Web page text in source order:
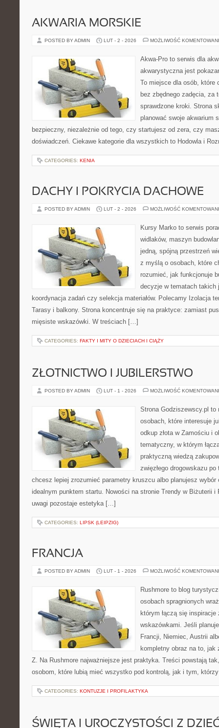
AKWARIA MORSKIE
POSTED BY ADMIN LUT - 2 - 2026 MOŻLIWOŚĆ
Akwa-Pro to serwis dla
akwarystyczna jest
To miejsce dla osób, które
bez zbędnego zadęcia, za
sprawdzone kroki. Strona
planować swoje akwarium
bezpieczny, niezależnie od tego, czy startujesz od zera, czy
doświadczeń. Ciekawe kategorie dla wszystkich to Hodowla i
CATEGORIES: KENIA
DACHY I POKRYCIA DACHOWE
POSTED BY ADMIN LUT - 2 - 2026 MOŻLIWOŚĆ
Kursy Marko to serwis
widlaków, maszyn
jedną, spójną przestrzeń
z myślą o osobach, które
rozumieć, jak funkcjonuje
decyzje w tematach takich
koordynacja zadań czy selekcja materiałów. Polecamy Izolacja
Tarasy i balkony. Strona koncentruje się na praktyce: zamiast
mięsiste wskazówki. W treściach […]
CATEGORIES: FAKTY I MITY O DZIECIACH I CIĄŻY
ZŁOTNICTWO I JUBILERSTWO
POSTED BY ADMIN LUT - 1 - 2026 MOŻLIWOŚĆ
Strona Godziszewscy.pl
osobach, które interesuje
odkup złota w Zamościu i
tematyczny, w którym
praktyczną wiedzą
zwięzłego drogowskazu
chcesz lepiej zrozumieć parametry kruszcu albo planujesz
idealnym punktem startu. Nowości na stronie Trendy w Biżuterii i
uwagi pozostaje estetyka […]
CATEGORIES: LIPSK (LEIPZIG)
FRANCJA
POSTED BY ADMIN LUT - 1 - 2026 MOŻLIWOŚĆ
Rushmore to blog
osobach spragnionych
którym łączą się
wskazówkami. Jeśli
Francji, Niemiec, Austrii
kompletny obraz na to, jak
Z. Na Rushmore najważniejsze jest praktyka. Treści powstają
osobom, które lubią mieć wszystko pod kontrolą, jak i tym,
CATEGORIES: KONTUZJE I PROFILAKTYKA
ŚWIĘTA I UROCZYSTOŚCI Z